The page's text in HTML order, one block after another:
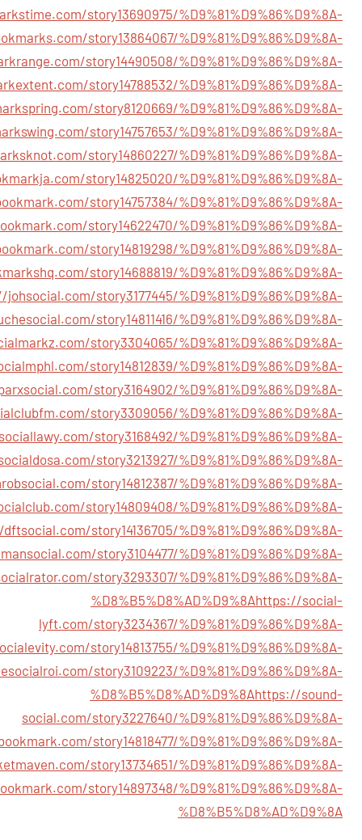
story13690975/%D9%81%D9%86%D9%8A-
story13864067/%D9%81%D9%86%D9%8A-
story14490508/%D9%81%D9%86%D9%8A-
story14788532/%D9%81%D9%86%D9%8A-
story8120669/%D9%81%D9%86%D9%8A-
story14757653/%D9%81%D9%86%D9%8A-
story14860227/%D9%81%D9%86%D9%8A-
story14825020/%D9%81%D9%86%D9%8A-
story14757384/%D9%81%D9%86%D9%8A-
story14622470/%D9%81%D9%86%D9%8A-
story14819298/%D9%81%D9%86%D9%8A-
story14688819/%D9%81%D9%86%D9%8A-
story3177445/%D9%81%D9%86%D9%8A-
story14811416/%D9%81%D9%86%D9%8A-
story3304065/%D9%81%D9%86%D9%8A-
story14812839/%D9%81%D9%86%D9%8A-
story3164902/%D9%81%D9%86%D9%8A-
story3309056/%D9%81%D9%86%D9%8A-
story3168492/%D9%81%D9%86%D9%8A-
story3213927/%D9%81%D9%86%D9%8A-
story14812387/%D9%81%D9%86%D9%8A-
story14809408/%D9%81%D9%86%D9%8A-
story14136705/%D9%81%D9%86%D9%8A-
story3104477/%D9%81%D9%86%D9%8A-
story3293307/%D9%81%D9%86%D9%8A-
%D8%B5%D8%AD%D9%8Ahttps://social-
lyft.com/story3234367/%D9%81%D9%86%D9%8A-
story14813755/%D9%81%D9%86%D9%8A-
story3109223/%D9%81%D9%86%D9%8A-
%D8%B5%D8%AD%D9%8Ahttps://sound-
social.com/story3227640/%D9%81%D9%86%D9%8A-
story14818477/%D9%81%D9%86%D9%8A-
story13734651/%D9%81%D9%86%D9%8A-
story14897348/%D9%81%D9%86%D9%8A-
%D8%B5%D8%AD%D9%8A